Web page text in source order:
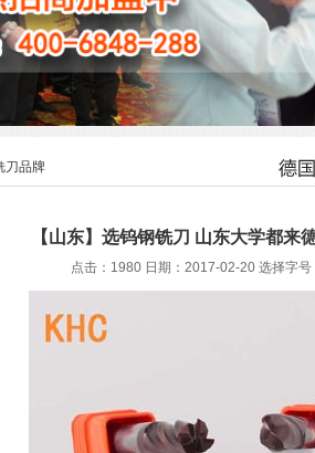
刀品牌
【山东】选钨钢铣刀 山东大学都来
点击：1980 日期：2017-02-20 选择字号